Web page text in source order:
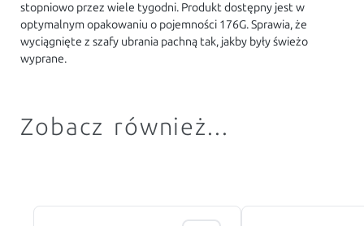
stopniowo przez wiele tygodni. Produkt dostępny jest w
optymalnym opakowaniu o pojemności 176G. Sprawia, że
wyciągnięte z szafy ubrania pachną tak, jakby były świeżo
wyprane.
Zobacz również...